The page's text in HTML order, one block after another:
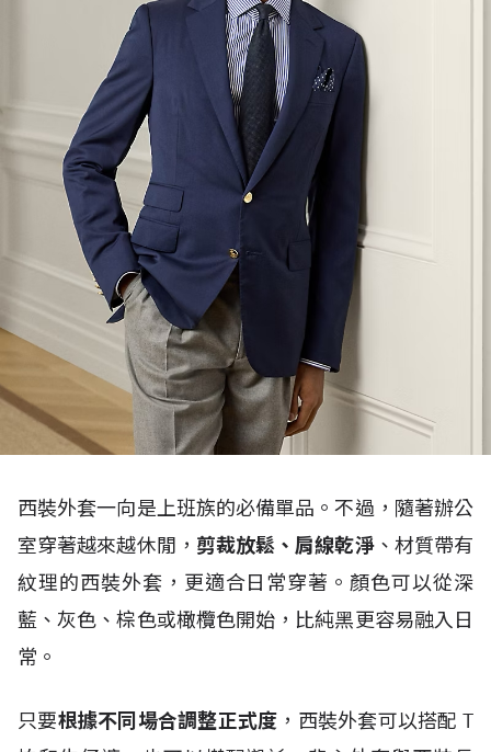
西裝外套一向是上班族的必備單品。不過，隨著辦公
室穿著越來越休閒， 剪裁放鬆、肩線乾淨、材質帶有
紋理的西裝外套，更適合日常穿著。顏色可以從深
藍、灰色、棕色或橄欖色開始，比純黑更容易融入日
常。
只要根據不同場合調整正式度 ，西裝外套可以搭配 T